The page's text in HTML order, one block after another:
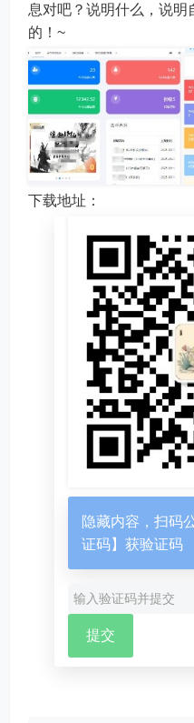
息对吧？说明什么，说明
的！~
下载地址：
隐藏内容，扫码
证码】获验证码